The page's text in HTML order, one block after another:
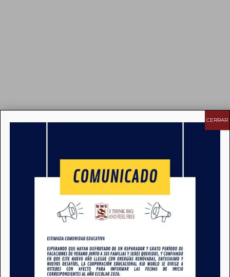
Estimada comunidad
escolar
Es un honor dirigirme a ustedes en este momento
de reflexión y expectativa. A medida que
CERRAR